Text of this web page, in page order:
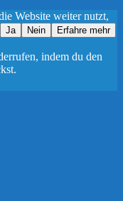
Website weiter nutzt,
Ja Nein Erfahre mehr
indem du den